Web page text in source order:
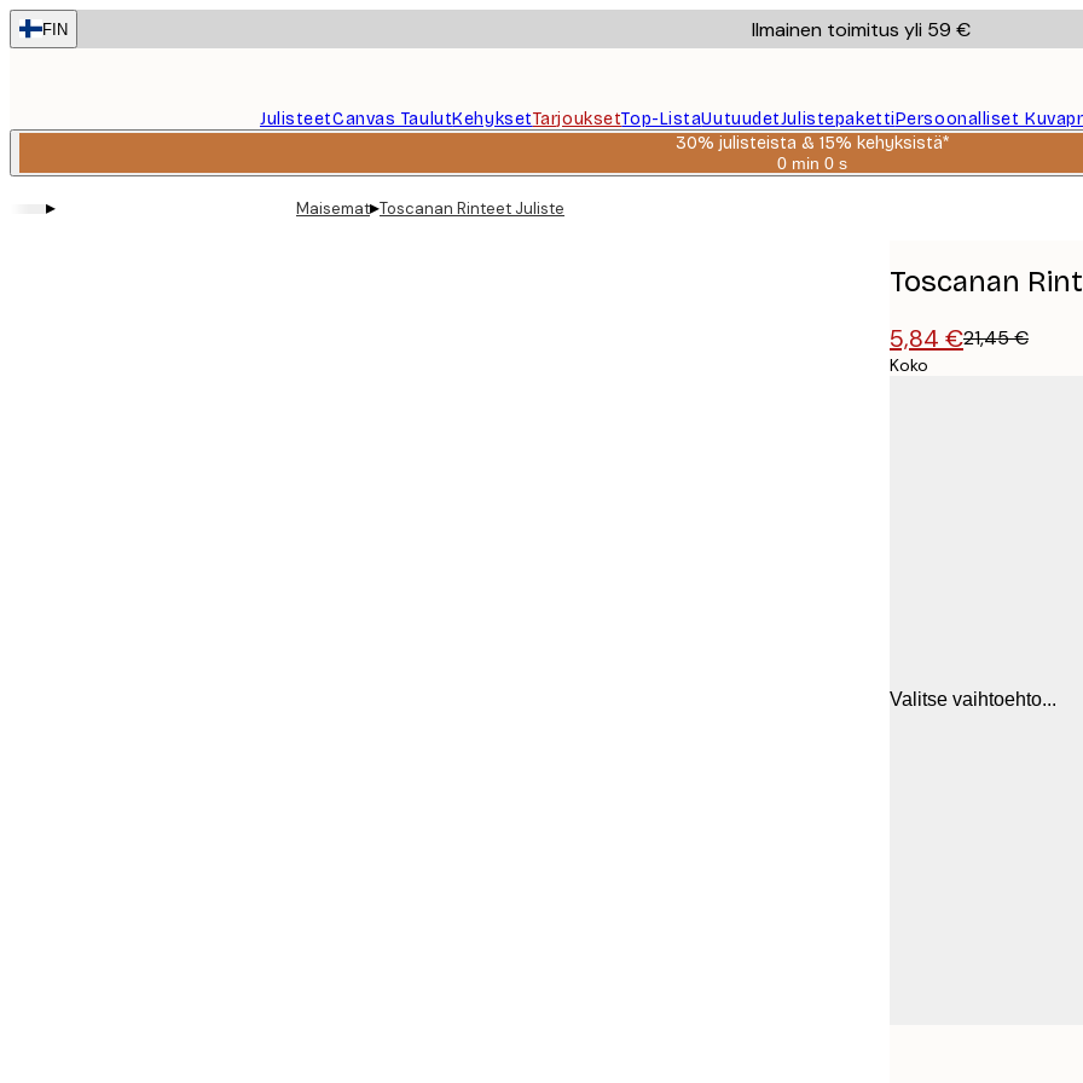
Skip
to
FIN Ilmainen toimitus yli 59 €
JulisteetCanvas TaulutKehyksetTarjouksetTop-ListaUutuudetJulistepakettiPersoonalliset
30% julisteista & 15% kehyksistä*
0 min 0 s
Voimassa
▸ Maisemat▸Toscanan Rinteet Juliste
Toscanan
5,84 €21,45 €
Koko
Valitse vaihtoehto...